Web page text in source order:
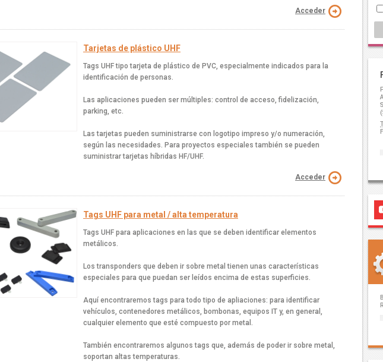
Acceder
Tarjetas de plástico UHF
Tags UHF tipo tarjeta de plástico de PVC, especialmente indicados para la
identificación de personas.
Las aplicaciones pueden ser múltiples: control de acceso, fidelización,
parking, etc.
Las tarjetas pueden suministrarse con logotipo impreso y/o numeración,
según las necesidades. Para proyectos especiales también se pueden
suministrar tarjetas híbridas HF/UHF.
Acceder
Tags UHF para metal / alta temperatura
Tags UHF para aplicaciones en las que se deben identificar elementos
metálicos.
Los transponders que deben ir sobre metal tienen unas características
especiales para que puedan ser leídos encima de estas superficies.
Aquí encontraremos tags para todo tipo de apliaciones: para identificar
vehículos, contenedores metálicos, bombonas, equipos IT y, en general,
cualquier elemento que esté compuesto por metal.
También encontraremos algunos tags que, además de poder ir sobre metal,
soportan altas temperaturas.